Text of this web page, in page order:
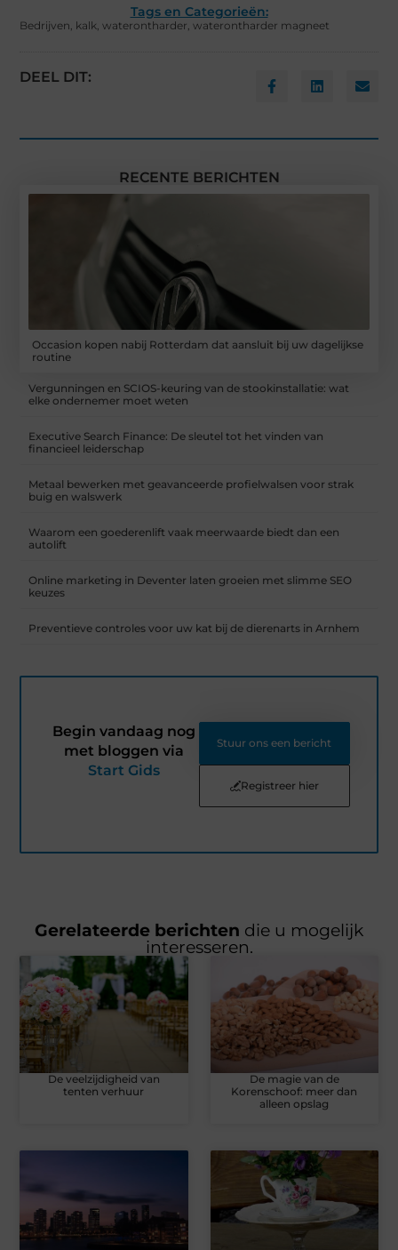
Tags en Categorieën:
Bedrijven, kalk,waterontharder,waterontharder magneet
DEEL DIT:
RECENTE BERICHTEN
Occasion kopen nabij Rotterdam dat aansluit bij uw dagelijkse
routine
Vergunningen en SCIOS-keuring van de stookinstallatie: wat
elke ondernemer moet weten
Executive Search Finance: De sleutel tot het vinden van
financieel leiderschap
Metaal bewerken met geavanceerde profielwalsen voor strak
buig en walswerk
Waarom een goederenlift vaak meerwaarde biedt dan een
autolift
Online marketing in Deventer laten groeien met slimme SEO
keuzes
Preventieve controles voor uw kat bij de dierenarts in Arnhem
Begin vandaag nog
met bloggen via
Start Gids
Stuur ons een bericht
Registreer hier
Gerelateerde berichten die u mogelijk
interesseren.
De veelzijdigheid van
tenten verhuur
De magie van de
Korenschoof: meer dan
alleen opslag